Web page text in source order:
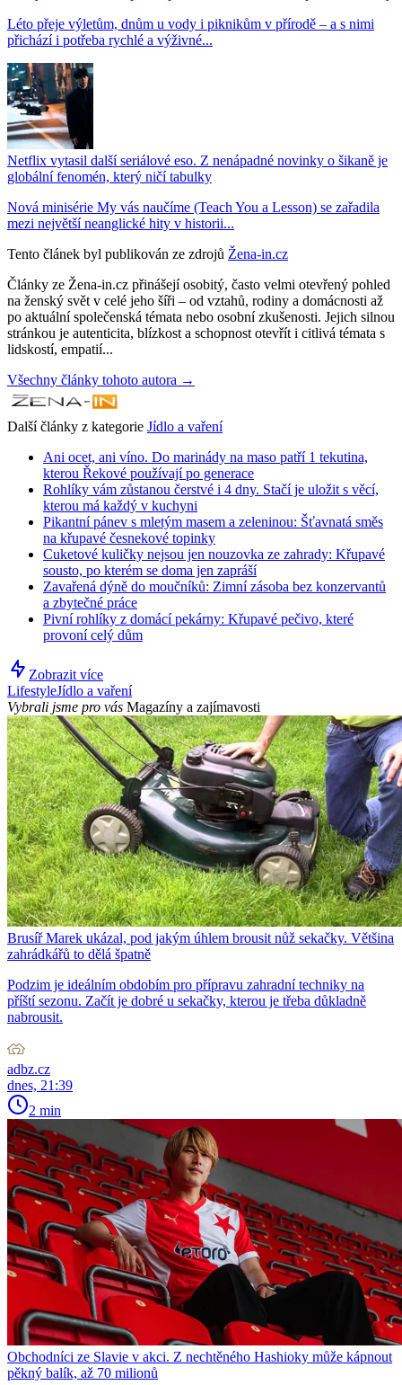
Léto přeje výletům, dnům u vody i piknikům v přírodě – a s nimi
přichází i potřeba rychlé a výživné...
Netflix vytasil další seriálové eso. Z nenápadné novinky o šikaně je
globální fenomén, který ničí tabulky
Nová minisérie My vás naučíme (Teach You a Lesson) se zařadila
mezi největší neanglické hity v historii...
Tento článek byl publikován ze zdrojů Žena-in.cz
Články ze Žena-in.cz přinášejí osobitý, často velmi otevřený pohled
na ženský svět v celé jeho šíři – od vztahů, rodiny a domácnosti až
po aktuální společenská témata nebo osobní zkušenosti. Jejich silnou
stránkou je autenticita, blízkost a schopnost otevřít i citlivá témata s
lidskostí, empatií...
Všechny články tohoto autora →
Další články z kategorie Jídlo a vaření
Ani ocet, ani víno. Do marinády na maso patří 1 tekutina,
kterou Řekové používají po generace
Rohlíky vám zůstanou čerstvé i 4 dny. Stačí je uložit s věcí,
kterou má každý v kuchyni
Pikantní pánev s mletým masem a zeleninou: Šťavnatá směs
na křupavé česnekové topinky
Cuketové kuličky nejsou jen nouzovka ze zahrady: Křupavé
sousto, po kterém se doma jen zapráší
Zavařená dýně do moučníků: Zimní zásoba bez konzervantů
a zbytečné práce
Pivní rohlíky z domácí pekárny: Křupavé pečivo, které
provoní celý dům
Zobrazit více
LifestyleJídlo a vaření
Vybrali jsme pro vás Magazíny a zajímavosti
Brusíř Marek ukázal, pod jakým úhlem brousit nůž sekačky. Většina
zahrádkářů to dělá špatně
Podzim je ideálním obdobím pro přípravu zahradní techniky na
příští sezonu. Začít je dobré u sekačky, kterou je třeba důkladně
nabrousit.
adbz.cz
dnes, 21:39
2 min
Obchodníci ze Slavie v akci. Z nechtěného Hashioky může kápnout
pěkný balík, až 70 milionů